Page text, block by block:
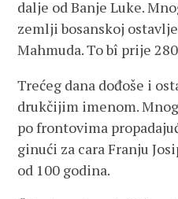
dalje od Banje Luke.
zemlji bosanskoj
Mahmuda. To bî prije
Trećeg dana dođoše i
drukčijim imenom.
po frontovima
ginući za cara Franju
od 100 godina.